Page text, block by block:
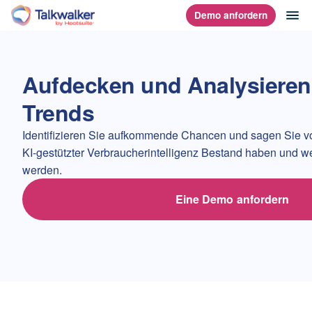
Direkt
zumHomepage Demo anfordern
Aufdecken und
Trends
Identifizieren Sie aufkommende Chancen und sagen Sie
KI-gestützter Verbraucherintelligenz Bestand haben und
werden.
Eine Demo anfordern